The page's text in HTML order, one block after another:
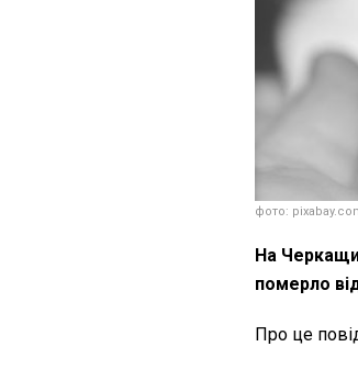
фото:
На
померло
Про це